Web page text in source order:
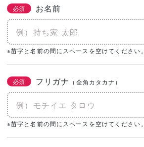
必須 お名前
※苗字と名前の間にスペースを空けてください。
必須 フリガナ （全角カタカナ）
※苗字と名前の間にスペースを空けてください。